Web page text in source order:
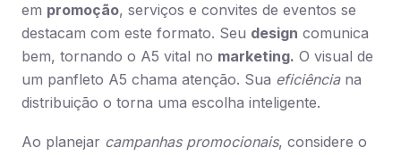
em promoção, serviços e convites de eventos se
destacam com este formato. Seu design comunica
bem, tornando o A5 vital no marketing. O visual de
um panfleto A5 chama atenção. Sua eficiênciana
distribuição o torna uma escolha inteligente.
Ao planejar campanhas promocionais, considere o